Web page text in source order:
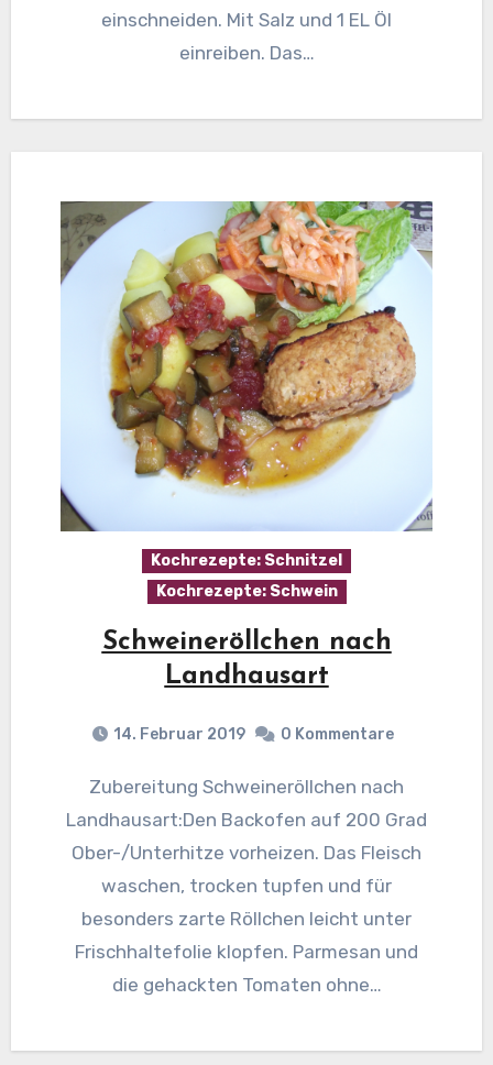
einschneiden. Mit Salz und 1 EL Öl
einreiben. Das…
Kochrezepte: Schnitzel
Kochrezepte: Schwein
Schweineröllchen nach
Landhausart
14. Februar 2019 0 Kommentare
Zubereitung Schweineröllchen nach
Landhausart:Den Backofen auf 200 Grad
Ober-/Unterhitze vorheizen. Das Fleisch
waschen, trocken tupfen und für
besonders zarte Röllchen leicht unter
Frischhaltefolie klopfen. Parmesan und
die gehackten Tomaten ohne…